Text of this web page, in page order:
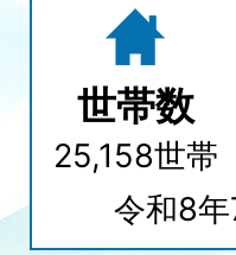
世帯数
25,158世帯
令和8